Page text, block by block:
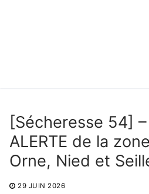
[Sécheresse 54]
ALERTE de la
Orne, Nied et
29 JUIN 2026